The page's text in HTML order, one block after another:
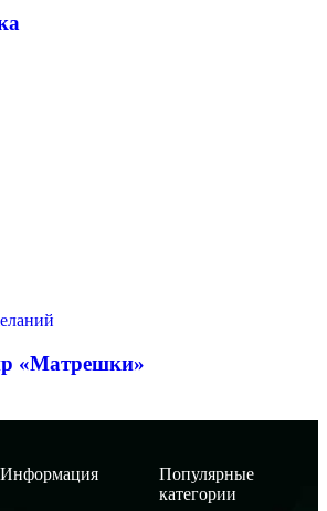
«Матрешки»
Информация
Популярные
категории